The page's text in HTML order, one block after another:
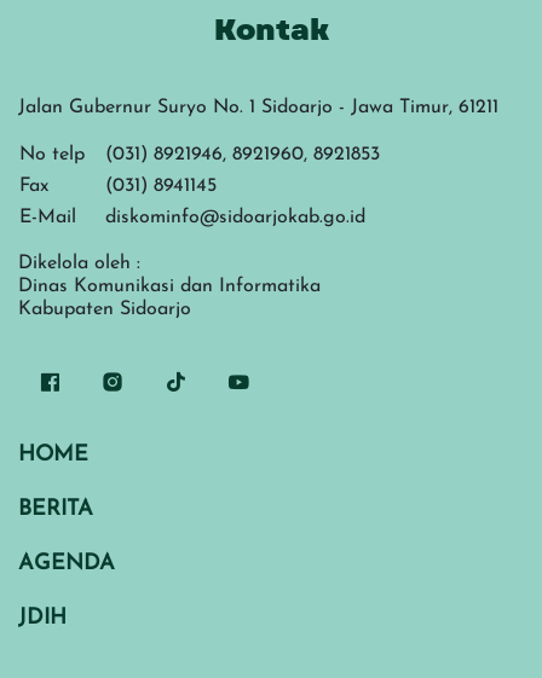
Kontak
Jalan Gubernur Suryo No. 1 Sidoarjo - Jawa Timur, 61211
No telp
(031) 8921946, 8921960, 8921853
Fax
(031) 8941145
E-Mail
diskominfo@sidoarjokab.go.id
Dikelola oleh :
Dinas Komunikasi dan Informatika
Kabupaten Sidoarjo
HOME
BERITA
AGENDA
JDIH